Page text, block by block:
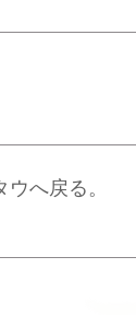
へ戻る。